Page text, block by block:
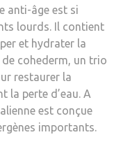
anti-âge est si
lourds. Il contient
et hydrater la
cohederm, un trio
restaurer la
la perte d’eau. A
est conçue
importants.